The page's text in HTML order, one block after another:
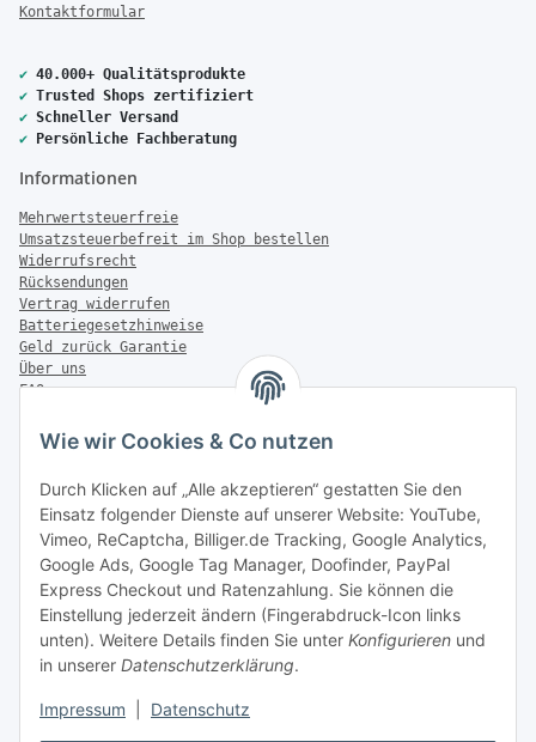
Wie wir Cookies & Co nutzen
Durch Klicken auf „Alle akzeptieren“ gestatten Sie den
Einsatz folgender Dienste auf unserer Website: YouTube,
Vimeo, ReCaptcha, Billiger.de Tracking, Google Analytics,
Google Ads, Google Tag Manager, Doofinder, PayPal
Express Checkout und Ratenzahlung. Sie können die
Einstellung jederzeit ändern (Fingerabdruck-Icon links
unten). Weitere Details finden Sie unter Konfigurieren und
in unserer Datenschutzerklärung.
Impressum Datenschutz
Kontaktformular
✔ 40.000+ Qualitätsprodukte
✔ Trusted Shops zertifiziert
✔ Schneller Versand
✔ Persönliche Fachberatung
Informationen
Mehrwertsteuerfreie
Umsatzsteuerbefreit im Shop bestellen
Widerrufsrecht
Rücksendungen
Vertrag widerrufen
Batteriegesetzhinweise
Geld zurück Garantie
Über uns
FAQ
Zahlung & Versand
Versandinformationen
Sonstiges